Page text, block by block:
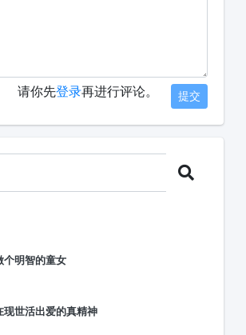
请你先登录再进行评论。 提交
个明智的童女
现世活出爱的真精神